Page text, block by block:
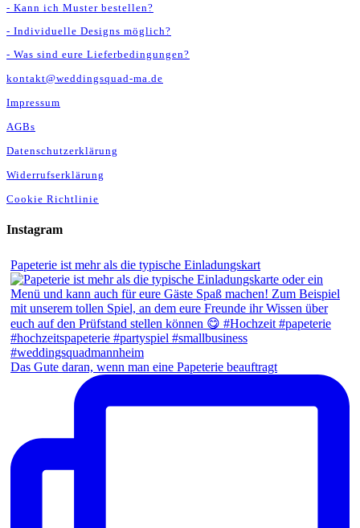
- Kann ich Muster bestellen?
- Individuelle Designs möglich?
- Was sind eure Lieferbedingungen?
kontakt@weddingsquad-ma.de
Impressum
AGBs
Datenschutzerklärung
Widerrufserklärung
Cookie Richtlinie
Instagram
Papeterie ist mehr als die typische Einladungskart
Das Gute daran, wenn man eine Papeterie beauftragt